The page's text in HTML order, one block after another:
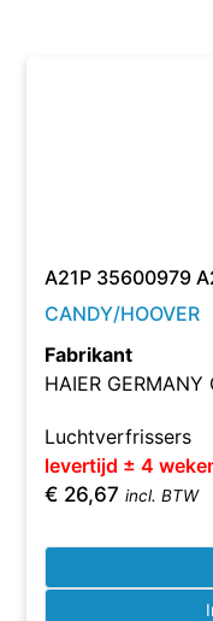
A21P 35600979
CANDY/HOOVER
Fabrikant
HAIER GERMANY
Luchtverfrissers
levertijd ± 4
€ 26,67 incl. BTW